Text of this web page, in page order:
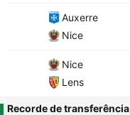
Auxerre
Nice
Nice
Lens
Recorde de transferência